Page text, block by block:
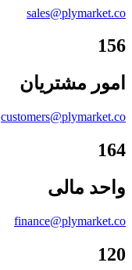
sales@plymarket.co
156
امور مشتریان
customers@plymarket.co
164
واحد مالی
finance@plymarket.co
120